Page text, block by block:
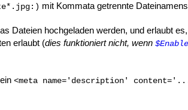
mit Kommata getrennte
Dateien hochgeladen werden, und erlaubt
erlaubt (dies funktioniert nicht, wenn
<meta name='description'